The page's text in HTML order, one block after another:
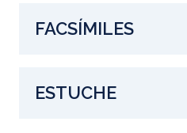
FACSÍMILES
ESTUCHE